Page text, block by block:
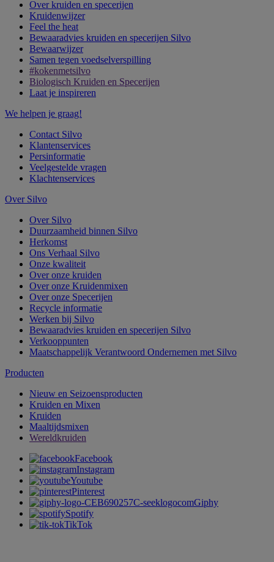
Over kruiden en specerijen
Kruidenwijzer
Feel the heat
Bewaaradvies kruiden en specerijen Silvo
Bewaarwijzer
Samen tegen voedselverspilling
#kokenmetsilvo
Biologisch Kruiden en Specerijen
Laat je inspireren
We helpen je graag!
Contact Silvo
Klantenservices
Persinformatie
Veelgestelde vragen
Klachtenservices
Over Silvo
Over Silvo
Duurzaamheid binnen Silvo
Herkomst
Ons Verhaal Silvo
Onze kwaliteit
Over onze kruiden
Over onze Kruidenmixen
Over onze Specerijen
Recycle informatie
Werken bij Silvo
Bewaaradvies kruiden en specerijen Silvo
Verkooppunten
Maatschappelijk Verantwoord Ondernemen met Silvo
Producten
Nieuw en Seizoensproducten
Kruiden en Mixen
Kruiden
Maaltijdsmixen
Wereldkruiden
Facebook
Instagram
Youtube
Pinterest
Giphy
Spotify
TikTok